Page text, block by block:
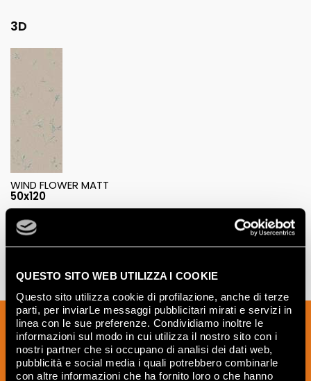
QUESTO SITO WEB UTILIZZA I COOKIE
Questo sito utilizza cookie di profilazione, anche di terze
parti, per inviarLe messaggi pubblicitari mirati e servizi in
linea con le sue preferenze. Condividiamo inoltre le
informazioni sul modo in cui utilizza il nostro sito con i
nostri partner che si occupano di analisi dei dati web,
pubblicità e social media i quali potrebbero combinarle
con altre informazioni che ha fornito loro o che hanno
3D
WIND FLOWER MATT
50x120
Inscrivez-vous à notre newsletter pour
recevoir les nouveautés, les mises à jour
et les idées créatives relatives au